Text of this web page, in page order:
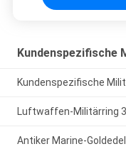
Kundenspezifische
Kundenspezifische
Luftwaffen-Militärring
Antiker Marine-